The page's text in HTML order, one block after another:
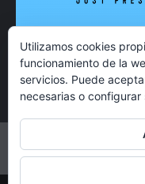
Utilizamos cookies
funcionamiento de la
servicios. Puede
necesarias o